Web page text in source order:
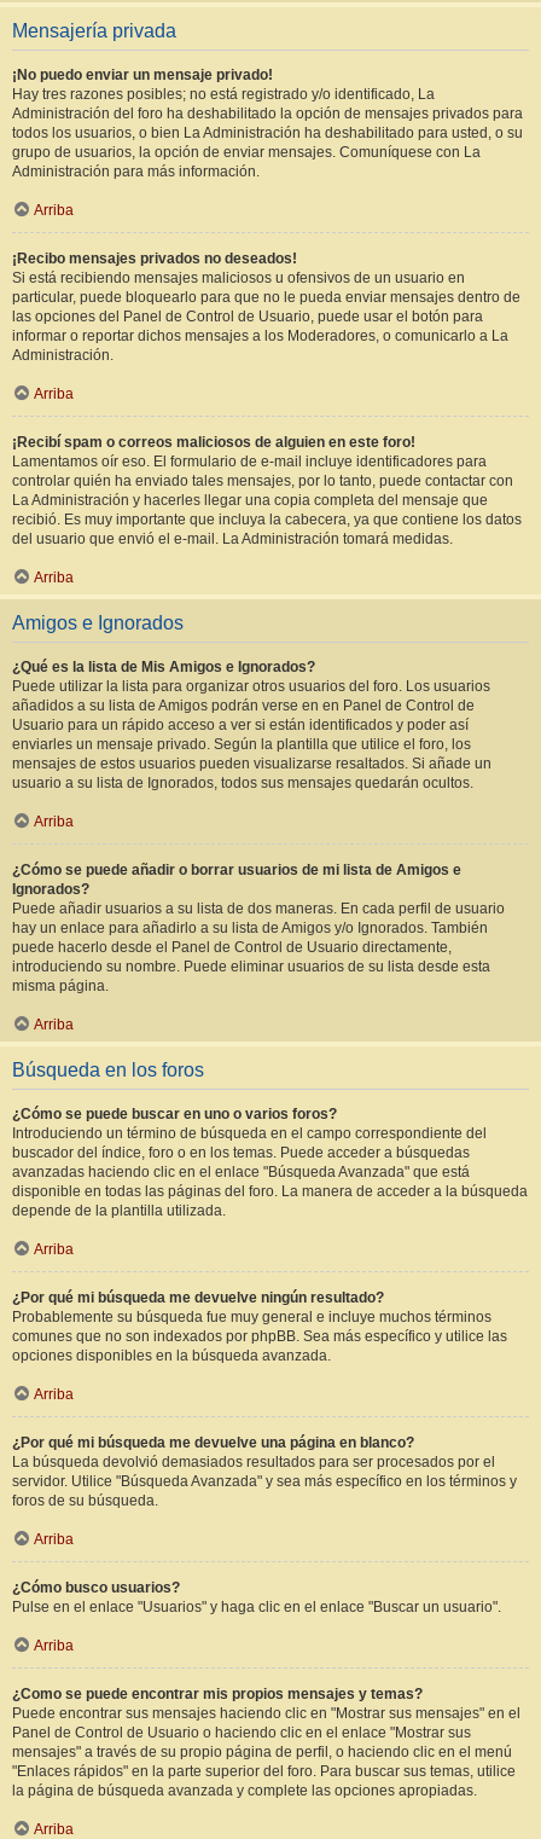
Mensajería privada
¡No puedo enviar un mensaje privado!
Hay tres razones posibles; no está registrado y/o identificado, La
Administración del foro ha deshabilitado la opción de mensajes privados para
todos los usuarios, o bien La Administración ha deshabilitado para usted, o su
grupo de usuarios, la opción de enviar mensajes. Comuníquese con La
Administración para más información.
Arriba
¡Recibo mensajes privados no deseados!
Si está recibiendo mensajes maliciosos u ofensivos de un usuario en
particular, puede bloquearlo para que no le pueda enviar mensajes dentro de
las opciones del Panel de Control de Usuario, puede usar el botón para
informar o reportar dichos mensajes a los Moderadores, o comunicarlo a La
Administración.
Arriba
¡Recibí spam o correos maliciosos de alguien en este foro!
Lamentamos oír eso. El formulario de e-mail incluye identificadores para
controlar quién ha enviado tales mensajes, por lo tanto, puede contactar con
La Administración y hacerles llegar una copia completa del mensaje que
recibió. Es muy importante que incluya la cabecera, ya que contiene los datos
del usuario que envió el e-mail. La Administración tomará medidas.
Arriba
Amigos e Ignorados
¿Qué es la lista de Mis Amigos e Ignorados?
Puede utilizar la lista para organizar otros usuarios del foro. Los usuarios
añadidos a su lista de Amigos podrán verse en en Panel de Control de
Usuario para un rápido acceso a ver si están identificados y poder así
enviarles un mensaje privado. Según la plantilla que utilice el foro, los
mensajes de estos usuarios pueden visualizarse resaltados. Si añade un
usuario a su lista de Ignorados, todos sus mensajes quedarán ocultos.
Arriba
¿Cómo se puede añadir o borrar usuarios de mi lista de Amigos e
Ignorados?
Puede añadir usuarios a su lista de dos maneras. En cada perfil de usuario
hay un enlace para añadirlo a su lista de Amigos y/o Ignorados. También
puede hacerlo desde el Panel de Control de Usuario directamente,
introduciendo su nombre. Puede eliminar usuarios de su lista desde esta
misma página.
Arriba
Búsqueda en los foros
¿Cómo se puede buscar en uno o varios foros?
Introduciendo un término de búsqueda en el campo correspondiente del
buscador del índice, foro o en los temas. Puede acceder a búsquedas
avanzadas haciendo clic en el enlace "Búsqueda Avanzada" que está
disponible en todas las páginas del foro. La manera de acceder a la búsqueda
depende de la plantilla utilizada.
Arriba
¿Por qué mi búsqueda me devuelve ningún resultado?
Probablemente su búsqueda fue muy general e incluye muchos términos
comunes que no son indexados por phpBB. Sea más específico y utilice las
opciones disponibles en la búsqueda avanzada.
Arriba
¿Por qué mi búsqueda me devuelve una página en blanco?
La búsqueda devolvió demasiados resultados para ser procesados por el
servidor. Utilice "Búsqueda Avanzada" y sea más específico en los términos y
foros de su búsqueda.
Arriba
¿Cómo busco usuarios?
Pulse en el enlace "Usuarios" y haga clic en el enlace "Buscar un usuario".
Arriba
¿Como se puede encontrar mis propios mensajes y temas?
Puede encontrar sus mensajes haciendo clic en "Mostrar sus mensajes" en el
Panel de Control de Usuario o haciendo clic en el enlace "Mostrar sus
mensajes" a través de su propio página de perfil, o haciendo clic en el menú
"Enlaces rápidos" en la parte superior del foro. Para buscar sus temas, utilice
la página de búsqueda avanzada y complete las opciones apropiadas.
Arriba